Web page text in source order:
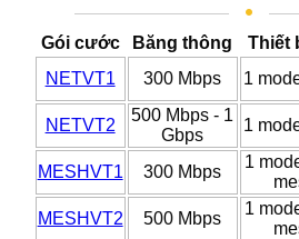
Gói cước Băng thông Thiết
NETVT1
300 Mbps 1
NETVT2
500 Mbps - 1
Gbps
1
MESHVT1
300 Mbps
1
MESHVT2
500 Mbps
1